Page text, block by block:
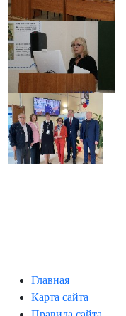
Главная
Карта сайта